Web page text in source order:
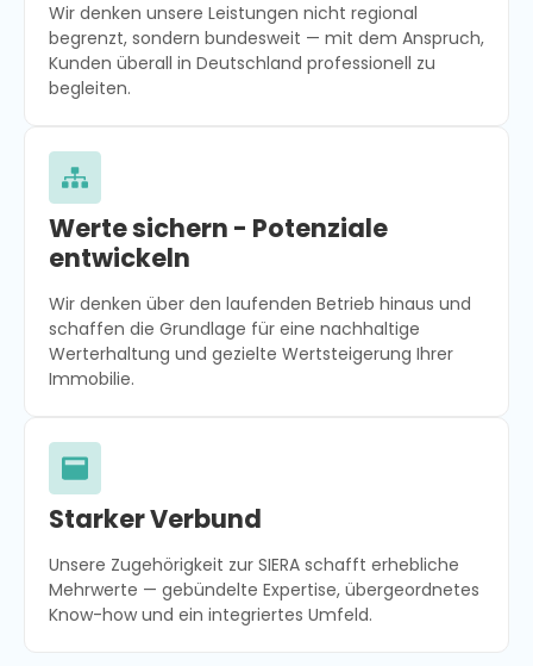
Wir denken unsere Leistungen nicht regional
begrenzt, sondern bundesweit — mit dem Anspruch,
Kunden überall in Deutschland professionell zu
begleiten.
Werte sichern - Potenziale
entwickeln
Wir denken über den laufenden Betrieb hinaus und
schaffen die Grundlage für eine nachhaltige
Werterhaltung und gezielte Wertsteigerung Ihrer
Immobilie.
Starker Verbund
Unsere Zugehörigkeit zur SIERA schafft erhebliche
Mehrwerte — gebündelte Expertise, übergeordnetes
Know-how und ein integriertes Umfeld.